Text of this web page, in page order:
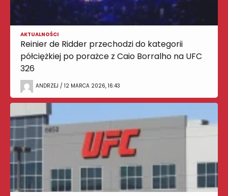
AKTUALNOŚCI
Reinier de Ridder przechodzi do kategorii
półciężkiej po porażce z Caio Borralho na UFC
326
ANDRZEJ / 12 MARCA 2026, 16:43